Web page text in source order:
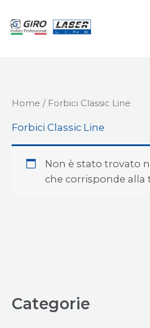
contenuto
Categorie
Home / Forbici Classic Line
Forbici Classic Line
Non è stato trovato
che corrisponde alla